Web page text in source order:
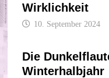
Wirklichkeit
10. September 2024
Die
Winterhalbjahr